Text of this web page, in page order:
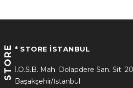
STORE * STORE İSTANBUL
İ.O.S.B. Mah. Dolapdere San. Sit.
Başakşehir/İstanbul